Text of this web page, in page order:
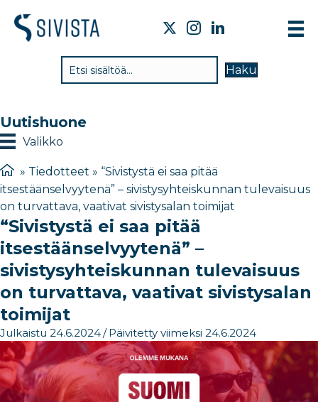
Haku
Uutishuone
Valikko
» Tiedotteet » “Sivistystä ei saa pitää
itsestäänselvyytenä” – sivistysyhteiskunnan tulevaisuus
on turvattava, vaativat sivistysalan toimijat
“Sivistystä ei saa pitää
itsestäänselvyytenä” –
sivistysyhteiskunnan tulevaisuus
on turvattava, vaativat sivistysalan
toimijat
Julkaistu 24.6.2024/ Päivitetty viimeksi 24.6.2024